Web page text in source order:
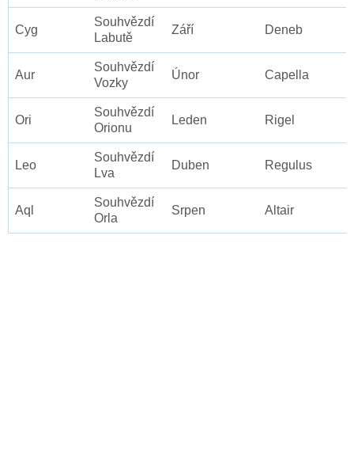
Cyg
Souhvězdí
Labutě
Září Deneb
Aur
Souhvězdí
Vozky
Únor Capella
Ori
Souhvězdí
Orionu
Leden Rigel
Leo
Souhvězdí
Lva
Duben Regulus
Aql
Souhvězdí
Orla
Srpen Altair